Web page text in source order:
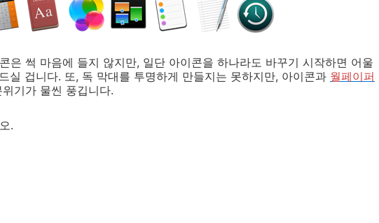
은 썩 마음에 들지 않지만, 일단 아이콘을 하나라도 바꾸기 시작하면 어울
실 겁니다. 또, 독 막대를 투명하게 만들지는 못하지만, 아이콘과 월페이퍼
기가 물씬 풍깁니다.
.